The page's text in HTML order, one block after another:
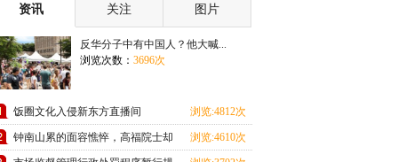
资讯 关注 图片
反华分子中有中国人？他大喊...
浏览次数： 3696次
饭圈文化入侵新东方直播间 浏览:4812次
钟南山累的面容憔悴，高福院士却
浏览:4610次